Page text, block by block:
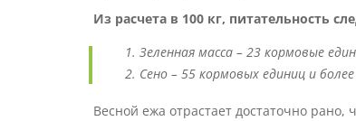
Из расчета в 100 кг, питательность
Зеленная масса – 23 кормовые
Сено – 55 кормовых единиц и
Весной ежа отрастает достаточно рано,